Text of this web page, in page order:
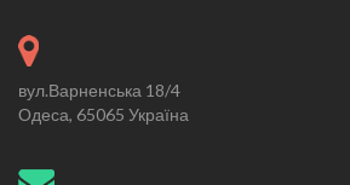
вул.Варненська 18/4
Одеса, 65065 Україна